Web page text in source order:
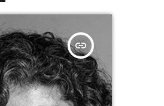
insert_link